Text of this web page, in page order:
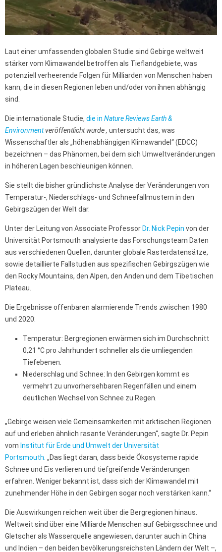
Laut einer umfassenden globalen Studie sind Gebirge weltweit
stärker vom Klimawandel betroffen als Tieflandgebiete, was
potenziell verheerende Folgen für Milliarden von Menschen haben
kann, die in diesen Regionen leben und/oder von ihnen abhängig
sind.
Die internationale Studie, die in Nature Reviews Earth &
Environmentveröffentlicht wurde , untersucht das, was
Wissenschaftler als „höhenabhängigen Klimawandel“ (EDCC)
bezeichnen – das Phänomen, bei dem sich Umweltveränderungen
in höheren Lagen beschleunigen können.
Sie stellt die bisher gründlichste Analyse der Veränderungen von
Temperatur-, Niederschlags- und Schneefallmustern in den
Gebirgszügen der Welt dar.
Unter der Leitung von Associate Professor Dr. Nick Pepin von der
Universität Portsmouth analysierte das Forschungsteam Daten
aus verschiedenen Quellen, darunter globale Rasterdatensätze,
sowie detaillierte Fallstudien aus spezifischen Gebirgszügen wie
den Rocky Mountains, den Alpen, den Anden und dem Tibetischen
Plateau.
Die Ergebnisse offenbaren alarmierende Trends zwischen 1980
und 2020:
Temperatur: Bergregionen erwärmen sich im Durchschnitt
0,21 °C pro Jahrhundert schneller als die umliegenden
Tiefebenen.
Niederschlag und Schnee: In den Gebirgen kommt es
vermehrt zu unvorhersehbaren Regenfällen und einem
deutlichen Wechsel von Schnee zu Regen.
„Gebirge weisen viele Gemeinsamkeiten mit arktischen Regionen
auf und erleben ähnlich rasante Veränderungen“, sagte Dr. Pepin
vom Institut für Erde und Umwelt der Universität
Portsmouth. „Das liegt daran, dass beide Ökosysteme rapide
Schnee und Eis verlieren und tiefgreifende Veränderungen
erfahren. Weniger bekannt ist, dass sich der Klimawandel mit
zunehmender Höhe in den Gebirgen sogar noch verstärken kann.“
Die Auswirkungen reichen weit über die Bergregionen hinaus.
Weltweit sind über eine Milliarde Menschen auf Gebirgsschnee und
Gletscher als Wasserquelle angewiesen, darunter auch in China
und Indien – den beiden bevölkerungsreichsten Ländern der Welt –,